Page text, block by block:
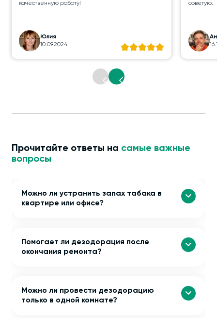
качественную работу!
Юлия
10.09.2024
советую.
Прочитайте ответы на самые важные
вопросы
Можно ли устранить запах табака в
квартире или офисе?
Помогает ли дезодорация после
окончания ремонта?
Можно ли провести дезодорацию
только в одной комнате?